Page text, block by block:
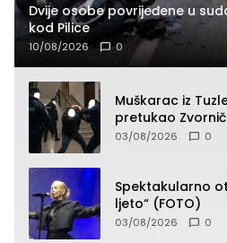
Dvije osobe povrijeđene u
kod Pilice
10/08/2026 0
Muškarac iz
pretukao
tužilaštvu
03/08/2026 0
Spektakularno
ljeto“ (FOTO)
03/08/2026 0